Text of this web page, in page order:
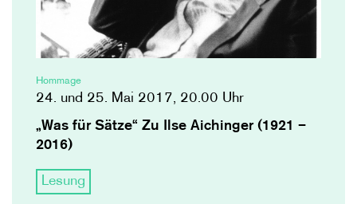
Hommage
24. und 25. Mai 2017, 20.00 Uhr
„Was für Sätze“ Zu Ilse Aichinger (1921 –
2016)
Lesung